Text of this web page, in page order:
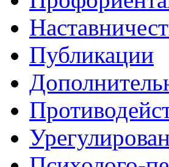
Публикации